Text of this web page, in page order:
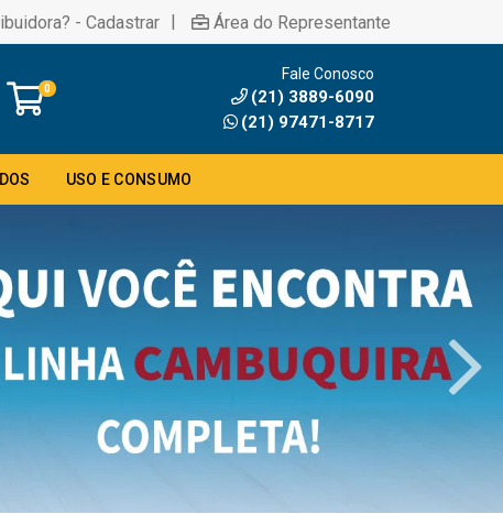
- Cadastrar | Área do Representante
0
Fale Conosco
(21) 3889-6090
(21) 97471-8717
USO E CONSUMO